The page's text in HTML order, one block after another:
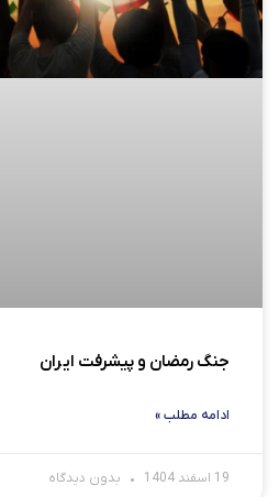
جنگ رمضان و پیشرفت ایران
ادامه مطلب »
19 اسفند 1404 بدون دیدگاه